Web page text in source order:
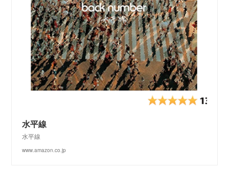
水平線
水平線
www.amazon.co.jp